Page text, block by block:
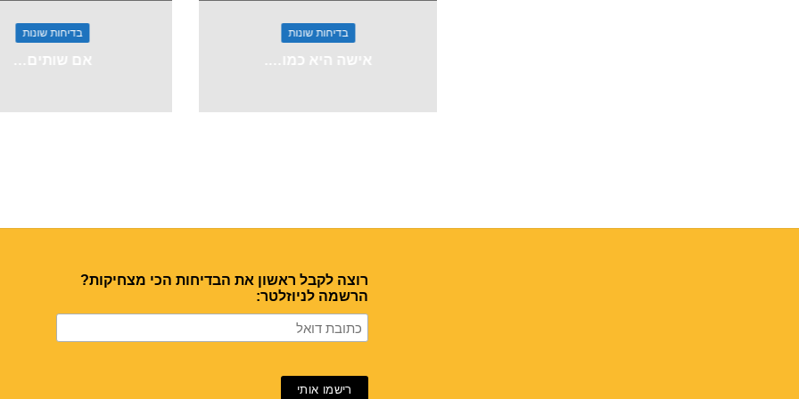
בדיחות שונות
אישה היא כמו….
בדיחות שונות
אם שותים…
רוצה לקבל ראשון את הבדיחות הכי מצחיקות?
הרשמה לניוזלטר: